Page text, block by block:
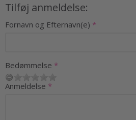
Tilføj anmeldelse:
Fornavn og Efternavn(e)
Bedømmelse
Anmeldelse